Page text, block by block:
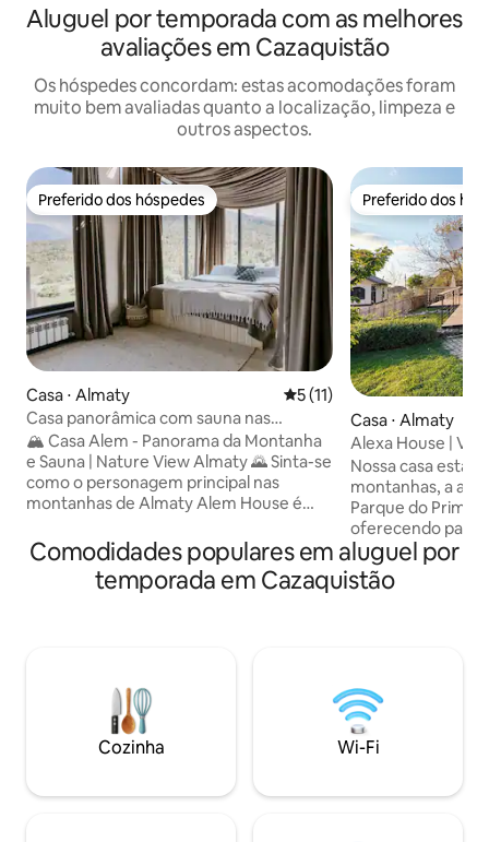
Aluguel por temporada com as melhores
avaliações em Cazaquistão
Os hóspedes concordam: estas acomodações foram
muito bem avaliadas quanto a localização, limpeza e
outros aspectos.
Preferido dos hóspedes
Preferido dos hóspedes
Casa ⋅ Almaty 5 de uma avaliação média
5 (11)
Casa panorâmica com sauna nas
montanhas • Alem
🏔 Casa Alem - Panorama da Montanha
e Sauna | Nature View Almaty 🌄 Sinta-se
como o personagem principal nas
montanhas de Almaty Alem House é
montanhas de Almaty com sua própria
sauna e vista para a montanha. Aqui
você acorda com uma vista das
romântica • Fins de semana em família •
desintoxicação digital • um aniversário
aconchegante • sessões de fotos e
conteúdo
Preferido dos
Preferido dos
Casa ⋅ Almaty
Alexa House |
totalmente
Nossa casa está
montanhas, a
Parque do
oferecendo paz,
à cidade. O
arquiteto local e
planejado até o
para o café da
encontrará
para a montanha,
churrasco e um
Comodidades populares em aluguel por
temporada em Cazaquistão
Cozinha Wi-Fi